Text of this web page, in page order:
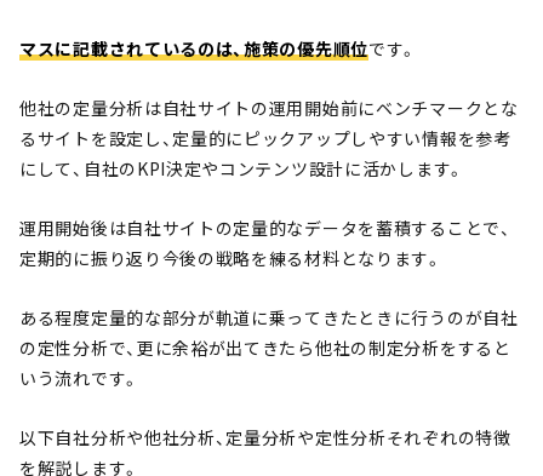
マスに記載されているのは、施策の優先順位です。
他社の定量分析は自社サイトの運用開始前にベンチマークとな
るサイトを設定し、定量的にピックアップしやすい情報を参考
にして、自社のKPI決定やコンテンツ設計に活かします。
運用開始後は自社サイトの定量的なデータを蓄積することで、
定期的に振り返り今後の戦略を練る材料となります。
ある程度定量的な部分が軌道に乗ってきたときに行うのが自社
の定性分析で、更に余裕が出てきたら他社の制定分析をすると
いう流れです。
以下自社分析や他社分析、定量分析や定性分析それぞれの特徴
を解説します。